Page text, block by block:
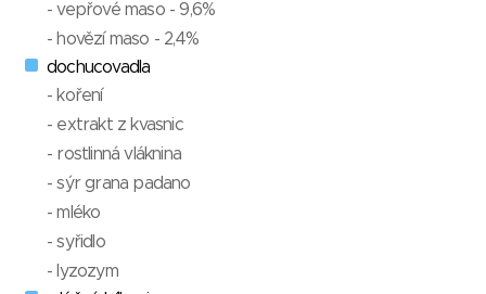
- vepřové maso - 9,6%
- hovězí maso - 2,4%
dochucovadla
- koření
- extrakt z kvasnic
- rostlinná vláknina
- sýr grana padano
- mléko
- syřidlo
- lyzozym